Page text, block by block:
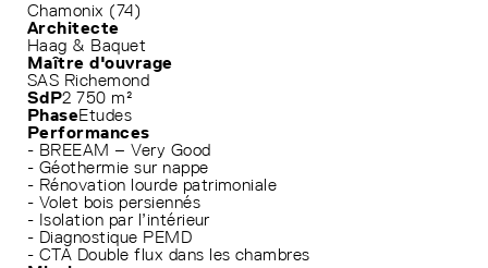
Chamonix (74)
Architecte
Haag & Baquet
Maître d'ouvrage
SAS Richemond
SdP2 750 m²
PhaseEtudes
Performances
- BREEAM – Very Good
- Géothermie sur nappe
- Rénovation lourde patrimoniale
- Volet bois persiennés
- Isolation par l’intérieur
- Diagnostique PEMD
- CTA Double flux dans les chambres